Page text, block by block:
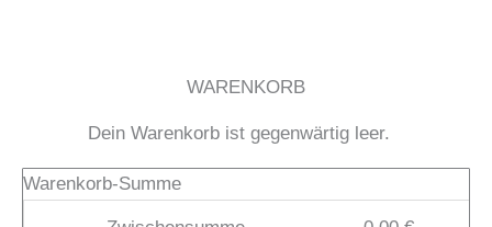
WARENKORB
Dein Warenkorb ist gegenwärtig leer.
Warenkorb-Summe